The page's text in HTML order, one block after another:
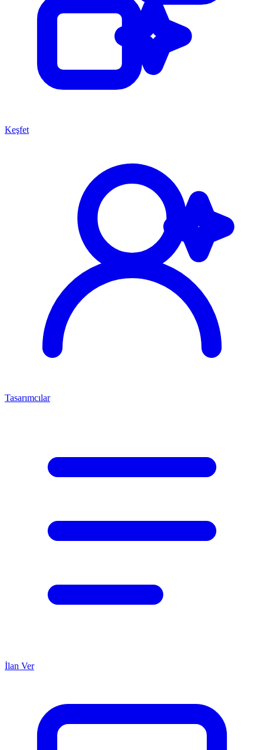
Keşfet
Tasarımcılar
İlan Ver